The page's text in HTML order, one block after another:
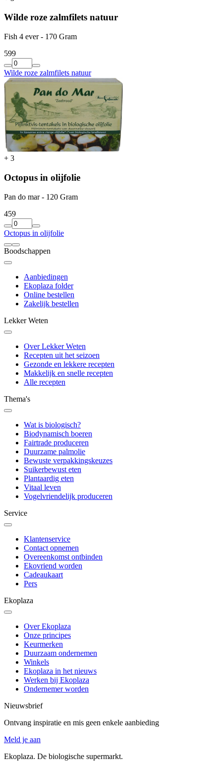
Wilde roze zalmfilets natuur
Fish 4 ever - 170 Gram
599
Wilde roze zalmfilets natuur
+ 3
Octopus in olijfolie
Pan do mar - 120 Gram
459
Octopus in olijfolie
Boodschappen
Aanbiedingen
Ekoplaza folder
Online bestellen
Zakelijk bestellen
Lekker Weten
Over Lekker Weten
Recepten uit het seizoen
Gezonde en lekkere recepten
Makkelijk en snelle recepten
Alle recepten
Thema's
Wat is biologisch?
Biodynamisch boeren
Fairtrade produceren
Duurzame palmolie
Bewuste verpakkingskeuzes
Suikerbewust eten
Plantaardig eten
Vitaal leven
Vogelvriendelijk produceren
Service
Klantenservice
Contact opnemen
Overeenkomst ontbinden
Ekovriend worden
Cadeaukaart
Pers
Ekoplaza
Over Ekoplaza
Onze principes
Keurmerken
Duurzaam ondernemen
Winkels
Ekoplaza in het nieuws
Werken bij Ekoplaza
Ondernemer worden
Nieuwsbrief
Ontvang inspiratie en mis geen enkele aanbieding
Meld je aan
Ekoplaza. De biologische supermarkt.